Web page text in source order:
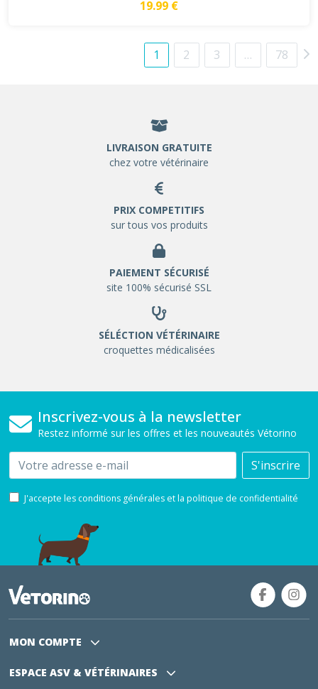
19.99 €
1 2 3 … 78
LIVRAISON GRATUITE
chez votre vétérinaire
PRIX COMPETITIFS
sur tous vos produits
PAIEMENT SÉCURISÉ
site 100% sécurisé SSL
SÉLÉCTION VÉTÉRINAIRE
croquettes médicalisées
Inscrivez-vous à la newsletter
Restez informé sur les offres et les nouveautés Vétorino
Email S'inscrire
J'accepte les conditions générales et la politique de confidentialité
MON COMPTE
ESPACE ASV & VÉTÉRINAIRES